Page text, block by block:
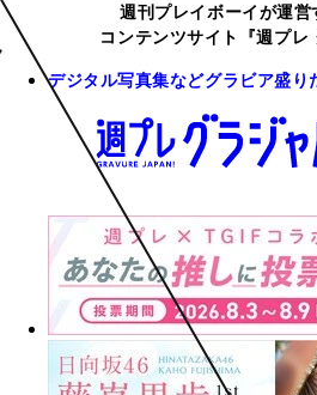
週刊プレイボーイが運営
コンテンツサイト『週プレ
デジタル写真集などグラビア盛り